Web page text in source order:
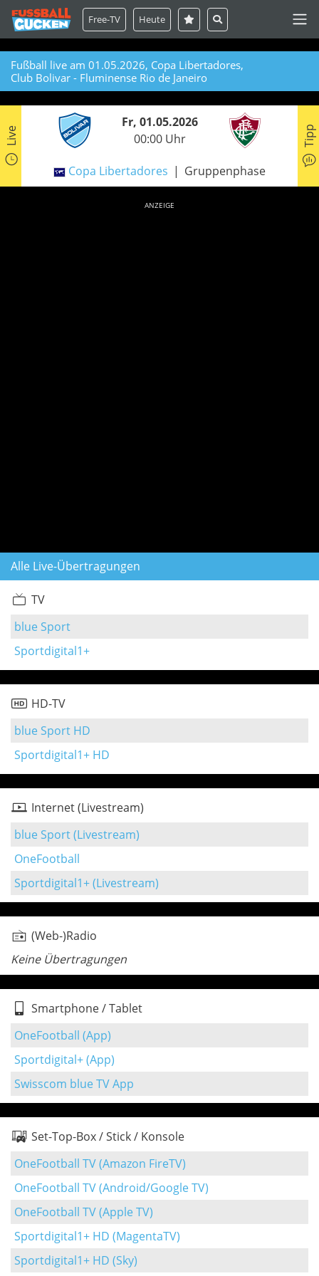
Free-TV Heute
Fußball live am 01.05.2026, Copa Libertadores,
Club Bolivar - Fluminense Rio de Janeiro
Live
Fr, 01.05.2026
00:00 Uhr
Copa Libertadores Gruppenphase
Tipp
ANZEIGE
Alle Live-Übertragungen
TV
blue Sport
Sportdigital1+
HD-TV
blue Sport HD
Sportdigital1+ HD
Internet (Livestream)
blue Sport (Livestream)
OneFootball
Sportdigital1+ (Livestream)
(Web-)Radio
Keine Übertragungen
Smartphone / Tablet
OneFootball (App)
Sportdigital+ (App)
Swisscom blue TV App
Set-Top-Box / Stick / Konsole
OneFootball TV (Amazon FireTV)
OneFootball TV (Android/Google TV)
OneFootball TV (Apple TV)
Sportdigital1+ HD (MagentaTV)
Sportdigital1+ HD (Sky)